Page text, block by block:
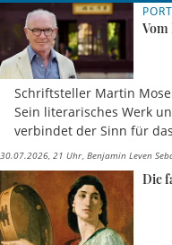
Vom
Schriftsteller Martin
Sein literarisches Werk
verbindet der Sinn für
30.07.2026, 21 Uhr Benjamin Leven
Die